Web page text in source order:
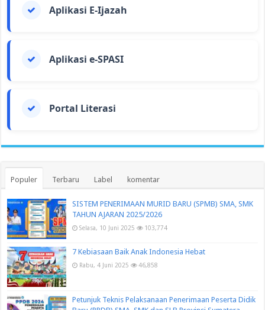
Aplikasi E-Ijazah
Aplikasi e-SPASI
Portal Literasi
Populer Terbaru Label komentar
SISTEM PENERIMAAN MURID BARU (SPMB) SMA, SMK
TAHUN AJARAN 2025/2026
Selasa, 10 Juni 2025 103,774
7 Kebiasaan Baik Anak Indonesia Hebat
Rabu, 4 Juni 2025 46,858
Petunjuk Teknis Pelaksanaan Penerimaan Peserta Didik